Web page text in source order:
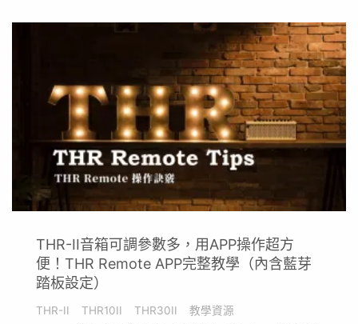
THR-II音箱可調參數多，用APP操作超方
便！THR Remote APP完整教學（內含藍芽
踏板設定）
THR-II THR10II THR30II 教學資源